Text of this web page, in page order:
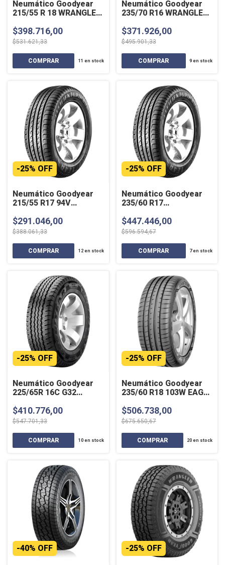
Neumático Goodyear
215/55 R 18 WRANGLER
$398.716,00
$531.621,33
11 en stock
Neumático Goodyear
235/70 R16 WRANGLER
XL
$371.926,00
$495.901,33
9 en stock
Neumático Goodyear
215/55 R17 94V
-25% OFF
$291.046,00
$388.061,33
12en stock
Neumático Goodyear
235/60 R17
102H SL
-25% OFF
$447.446,00
$596.594,67
7en stock
Neumático Goodyear
225/65R 16C G32
-25% OFF
$410.776,00
$547.701,33
10en stock
Neumático Goodyear
235/60 R18 103W EAGLE
-25% OFF
$506.738,00
$675.650,67
20 en stock
-40% OFF -25% OFF